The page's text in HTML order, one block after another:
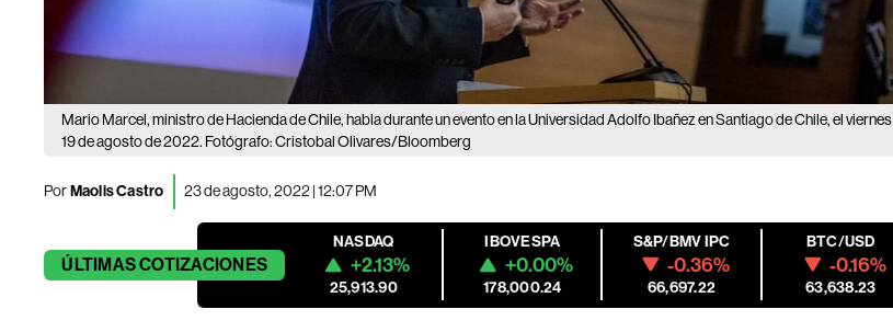
Mario Marcel, ministro de Hacienda de Chile, habla durante un evento en la Universidad Adolfo Ibañez en Santiago de Chile, el viernes
19 de agosto de 2022. Fotógrafo: Cristobal Olivares/Bloomberg
PorMaolis Castro 23 de agosto, 2022 | 12:07 PM
ÚLTIMASCOTIZACIONES
NASDAQ
+2.13%
25,913.90
IBOVESPA
+0.00%
178,000.24
S&P/BMV IPC
-0.36%
66,697.22
BTC/USD
-0.16%
63,638.23